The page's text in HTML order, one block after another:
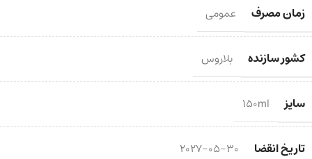
زمان مصرف عمومی
کشور سازنده بلاروس
سایز 150ml
تاریخ انقضا 2027-05-30